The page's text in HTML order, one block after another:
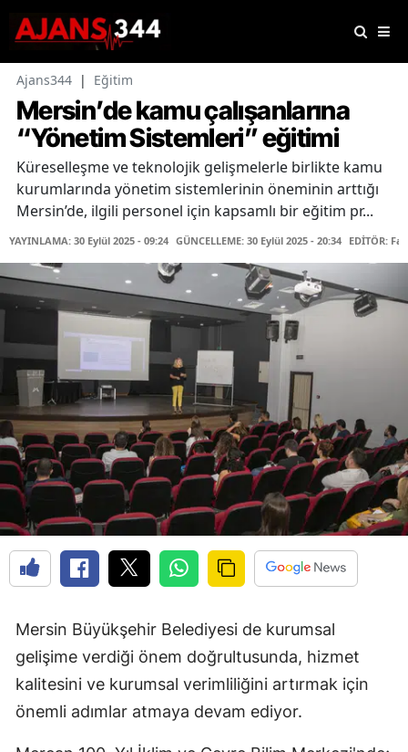
Ajans344 | Eğitim
Mersin’de kamu çalışanlarına
“Yönetim Sistemleri” eğitimi
Küreselleşme ve teknolojik gelişmelerle birlikte kamu
kurumlarında yönetim sistemlerinin öneminin arttığı
Mersin’de, ilgili personel için kapsamlı bir eğitim pr...
YAYINLAMA: 30 Eylül 2025 - 09:24 GÜNCELLEME: 30 Eylül 2025 - 20:34 EDİTÖR:
Mersin Büyükşehir Belediyesi de kurumsal
gelişime verdiği önem doğrultusunda, hizmet
kalitesini ve kurumsal verimliliğini artırmak için
önemli adımlar atmaya devam ediyor.